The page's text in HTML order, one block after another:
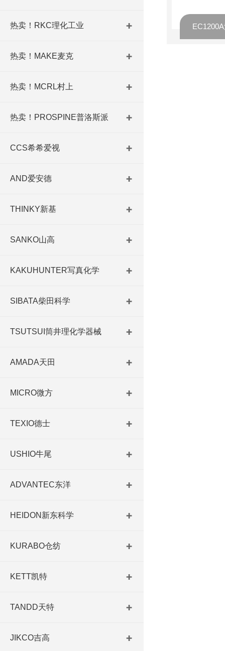
热卖！RKC理化工业
热卖！MAKE麦克
热卖！MCRL村上
热卖！PROSPINE普洛斯派
CCS希希爱视
AND爱安德
THINKY新基
SANKO山高
KAKUHUNTER写真化学
SIBATA柴田科学
TSUTSUI筒井理化学器械
AMADA天田
MICRO微方
TEXIO德士
USHIO牛尾
ADVANTEC东洋
HEIDON新东科学
KURABO仓纺
KETT凯特
TANDD天特
JIKCO吉高